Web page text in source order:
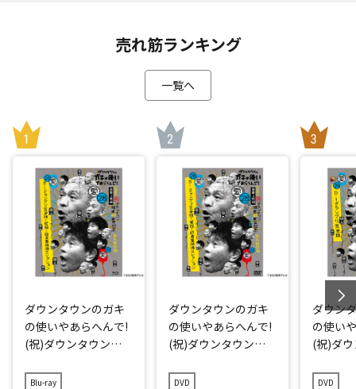
売れ筋ランキング
一覧へ
ダウンタウンのガキ
の使いやあらへんで!
(祝)ダウンタウン結
初回限定永久保存版
Blu-ray
ダウンタウンのガキ
の使いやあらへんで!
(祝)ダウンタウン結
回限定永久保存版(2
DVD
ダウン
の使い
(祝)ダ
久保存
DVD